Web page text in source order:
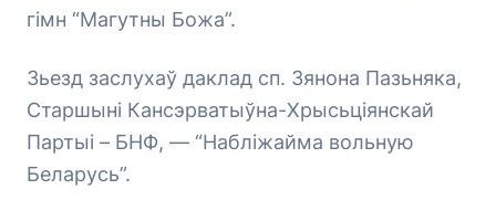
гімн “Магутны Божа”.
Зьезд заслухаў даклад сп. Зянона Пазьняка,
Старшыні Кансэрватыўна-Хрысьціянскай
Партыі – БНФ, — “Набліжайма вольную
Беларусь”.